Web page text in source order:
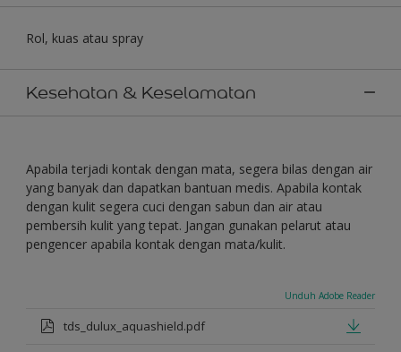
Rol, kuas atau spray
Kesehatan & Keselamatan
Apabila terjadi kontak dengan mata, segera bilas dengan air
yang banyak dan dapatkan bantuan medis. Apabila kontak
dengan kulit segera cuci dengan sabun dan air atau
pembersih kulit yang tepat. Jangan gunakan pelarut atau
pengencer apabila kontak dengan mata/kulit.
Unduh Adobe Reader
tds_dulux_aquashield.pdf